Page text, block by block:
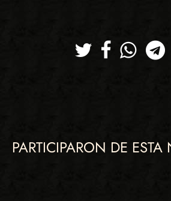
TwitterFacebookWhatsapp
PARTICIPARON DE ESTA